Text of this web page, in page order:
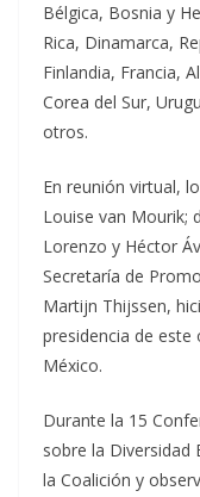
Bélgica, Bosnia y
Rica, Dinamarca,
Finlandia, Francia,
Corea del Sur,
otros.
En reunión virtual,
Louise van Mourik;
Lorenzo y Héctor
Secretaría de
Martijn Thijssen,
presidencia de
México.
Durante la 15
sobre la Diversidad
la Coalición y